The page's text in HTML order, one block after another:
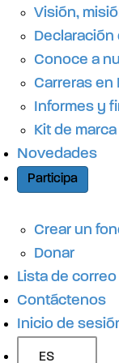
á
p
i
d
o
Visión,
Conoce a
Carreras en
Informes y
Kit de marca
Novedades
Participa
Crear un
Donar
Lista de correo
Contáctenos
Inicio de
ES